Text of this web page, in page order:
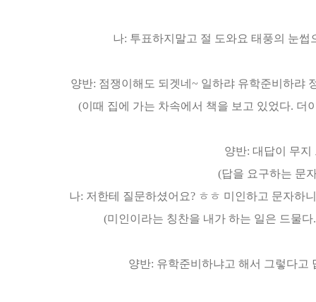
나: 투표하지말고 절 도와요 태풍의 눈썹
양반: 점쟁이해도 되겟네~ 일하랴 유학준비하랴
(이때 집에 가는 차속에서 책을 보고 있었다. 더
양반: 대답이 무지
(답을 요구하는 문
나: 저한테 질문하셨어요? ㅎㅎ 미인하고 문자하
(미인이라는 칭찬을 내가 하는 일은 드물
양반: 유학준비하냐고 해서 그렇다고